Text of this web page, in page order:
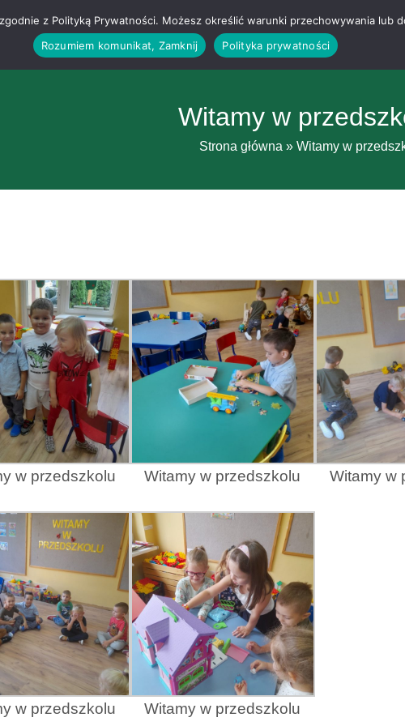
Witamy w
Strona główna » Witamy w
w przedszkolu Witamy w przedszkolu Witamy w
w przedszkolu Witamy w przedszkolu
z Polityką Prywatności. Możesz określić warunki przechowywania lub
Rozumiem komunikat, Zamknij
Polityka prywatności